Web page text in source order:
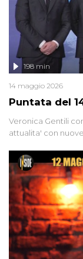
Puntata del
198 min
14 maggio 2026
Veronica Gentili
attualita' con